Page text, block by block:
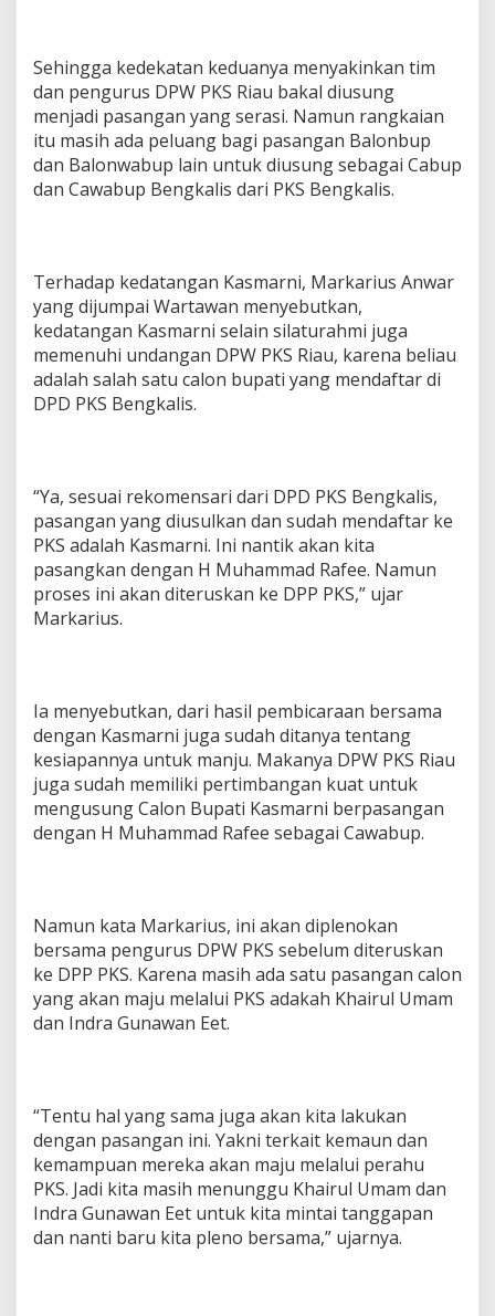
Sehingga kedekatan keduanya menyakinkan tim
dan pengurus DPW PKS Riau bakal diusung
menjadi pasangan yang serasi. Namun rangkaian
itu masih ada peluang bagi pasangan Balonbup
dan Balonwabup lain untuk diusung sebagai Cabup
dan Cawabup Bengkalis dari PKS Bengkalis.
Terhadap kedatangan Kasmarni, Markarius Anwar
yang dijumpai Wartawan menyebutkan,
kedatangan Kasmarni selain silaturahmi juga
memenuhi undangan DPW PKS Riau, karena beliau
adalah salah satu calon bupati yang mendaftar di
DPD PKS Bengkalis.
“Ya, sesuai rekomensari dari DPD PKS Bengkalis,
pasangan yang diusulkan dan sudah mendaftar ke
PKS adalah Kasmarni. Ini nantik akan kita
pasangkan dengan H Muhammad Rafee. Namun
proses ini akan diteruskan ke DPP PKS,” ujar
Markarius.
Ia menyebutkan, dari hasil pembicaraan bersama
dengan Kasmarni juga sudah ditanya tentang
kesiapannya untuk manju. Makanya DPW PKS Riau
juga sudah memiliki pertimbangan kuat untuk
mengusung Calon Bupati Kasmarni berpasangan
dengan H Muhammad Rafee sebagai Cawabup.
Namun kata Markarius, ini akan diplenokan
bersama pengurus DPW PKS sebelum diteruskan
ke DPP PKS. Karena masih ada satu pasangan calon
yang akan maju melalui PKS adakah Khairul Umam
dan Indra Gunawan Eet.
“Tentu hal yang sama juga akan kita lakukan
dengan pasangan ini. Yakni terkait kemaun dan
kemampuan mereka akan maju melalui perahu
PKS. Jadi kita masih menunggu Khairul Umam dan
Indra Gunawan Eet untuk kita mintai tanggapan
dan nanti baru kita pleno bersama,” ujarnya.